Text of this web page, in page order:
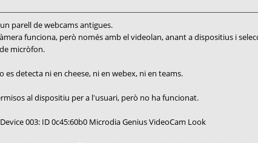
parell de webcams antigues.
funciona, però només amb el videolan, anant a dispositius i
micròfon.
es detecta ni en cheese, ni en webex, ni en teams.
al dispositiu per a l'usuari, però no ha funcionat.
003: ID 0c45:60b0 Microdia Genius VideoCam Look